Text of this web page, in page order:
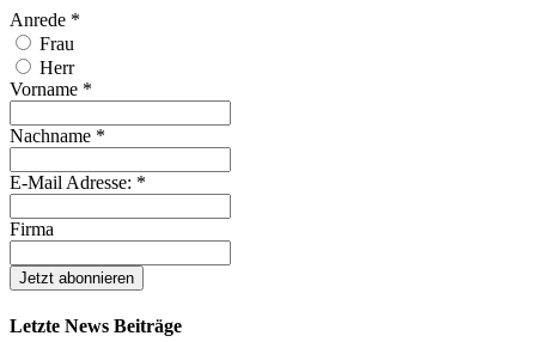
Anrede *
Frau
Herr
Vorname *
Nachname *
E-Mail Adresse: *
Firma
Letzte News Beiträge